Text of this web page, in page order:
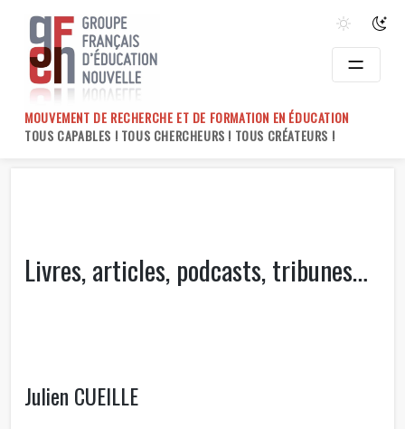
content
MOUVEMENT DE RECHERCHE ET DE FORMATION EN ÉDUCATION
TOUS CAPABLES ! TOUS CHERCHEURS ! TOUS CRÉATEURS !
Livres, articles, podcasts, tribunes…
Julien CUEILLE